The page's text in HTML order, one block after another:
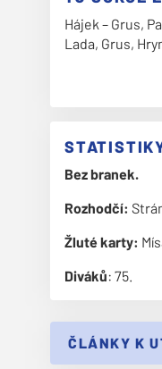
Hájek – Grus,
Lada, Grus,
Bez branek.
Rozhodčí:
Žluté karty:
Diváků: 75.
ČLÁNKY K